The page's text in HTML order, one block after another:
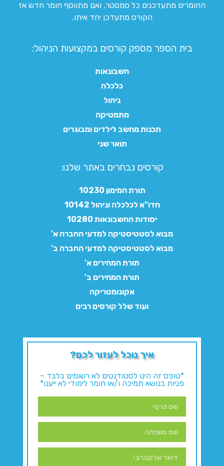
החומרים מתעדכנים כל סמסטר, ואם מתווסף חומר חדש אז
הקורס מתעדכן יחד איתו.
בית הספר מספק קורסים במקצועות הניהול:
חשבונאות
כלכלה
ניהול
מתמטיקה
תכנות מחשב לילדים ומבוגרים
תואר שני
קורסים נבחרים באתר שלנו:​
תורת המימון 10230
חדו"א לכלכלה וניהול 10142
יסודות החשבונאות 10280
מבוא לסטטיסטיקה למדעי החברה א'
מבוא לסטטיסטיקה למדעי החברה ב'
תורת המחירים א'
תורת המחירים ב'
אקונומטריקה
ועוד שלל קורסים רבים
איך נוכל לעזור לכם?
*טופס זה הינו לסטודנטים לא רשומים בלבד –
פניות בנושא תמיכה ו/או חומר לימודי לא ייענו*